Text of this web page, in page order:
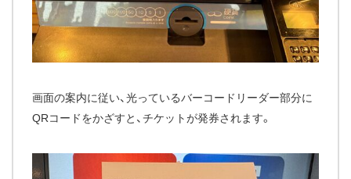
画面の案内に従い、光っているバーコードリーダー部分に
QRコードをかざすと、チケットが発券されます。